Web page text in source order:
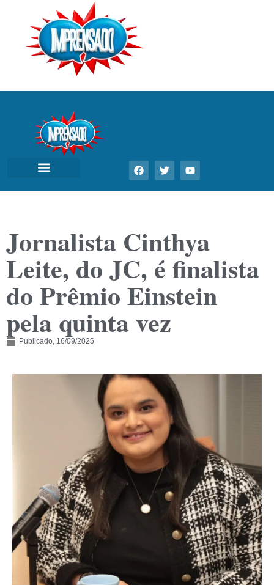
Jornalista Cinthya
Leite, do JC, é finalista
do Prêmio Einstein
pela quinta vez
Publicado, 16/09/2025